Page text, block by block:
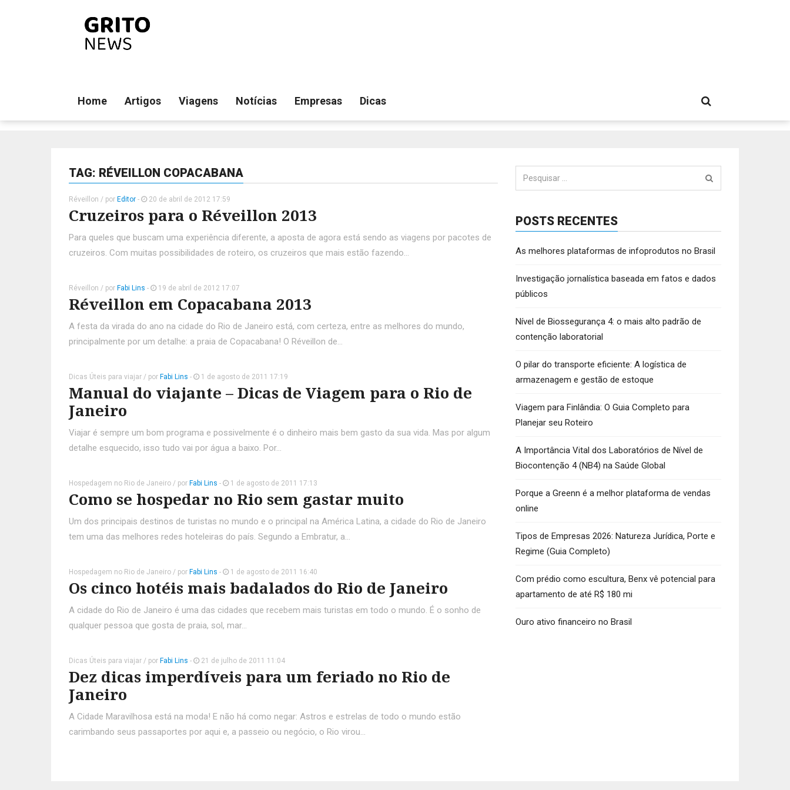
Home Artigos Viagens Notícias Empresas Dicas
TAG: RÉVEILLON COPACABANA
Réveillon / por Editor - 20 de abril de 2012 17:59
Cruzeiros para o Réveillon 2013
Para queles que buscam uma experiência diferente, a aposta de agora está sendo as viagens por pacotes de
cruzeiros. Com muitas possibilidades de roteiro, os cruzeiros que mais estão fazendo…
Réveillon / por Fabi Lins - 19 de abril de 2012 17:07
Réveillon em Copacabana 2013
A festa da virada do ano na cidade do Rio de Janeiro está, com certeza, entre as melhores do mundo,
principalmente por um detalhe: a praia de Copacabana! O Réveillon de…
Dicas Úteis para viajar / por Fabi Lins - 1 de agosto de 2011 17:19
Manual do viajante – Dicas de Viagem para o Rio de
Janeiro
Viajar é sempre um bom programa e possivelmente é o dinheiro mais bem gasto da sua vida. Mas por algum
detalhe esquecido, isso tudo vai por água a baixo. Por…
Hospedagem no Rio de Janeiro / por Fabi Lins - 1 de agosto de 2011 17:13
Como se hospedar no Rio sem gastar muito
Um dos principais destinos de turistas no mundo e o principal na América Latina, a cidade do Rio de Janeiro
tem uma das melhores redes hoteleiras do país. Segundo a Embratur, a…
Hospedagem no Rio de Janeiro / por Fabi Lins - 1 de agosto de 2011 16:40
Os cinco hotéis mais badalados do Rio de Janeiro
A cidade do Rio de Janeiro é uma das cidades que recebem mais turistas em todo o mundo. É o sonho de
qualquer pessoa que gosta de praia, sol, mar…
Dicas Úteis para viajar / por Fabi Lins - 21 de julho de 2011 11:04
Dez dicas imperdíveis para um feriado no Rio de
Janeiro
A Cidade Maravilhosa está na moda! E não há como negar: Astros e estrelas de todo o mundo estão
carimbando seus passaportes por aqui e, a passeio ou negócio, o Rio virou…
Pesquisar
por:
POSTS RECENTES
As melhores plataformas de infoprodutos no Brasil
Investigação jornalística baseada em fatos e dados
públicos
Nível de Biossegurança 4: o mais alto padrão de
contenção laboratorial
O pilar do transporte eficiente: A logística de
armazenagem e gestão de estoque
Viagem para Finlândia: O Guia Completo para
Planejar seu Roteiro
A Importância Vital dos Laboratórios de Nível de
Biocontenção 4 (NB4) na Saúde Global
Porque a Greenn é a melhor plataforma de vendas
online
Tipos de Empresas 2026: Natureza Jurídica, Porte e
Regime (Guia Completo)
Com prédio como escultura, Benx vê potencial para
apartamento de até R$ 180 mi
Ouro ativo financeiro no Brasil